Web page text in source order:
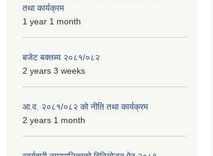
तथा कार्यक्रम
1 year 1 month
बजेट बक्तब्य २०८१/०८२
2 years 3 weeks
आ.व. २०८१/०८२ को नीति तथा कार्यक्रम
2 years 1 month